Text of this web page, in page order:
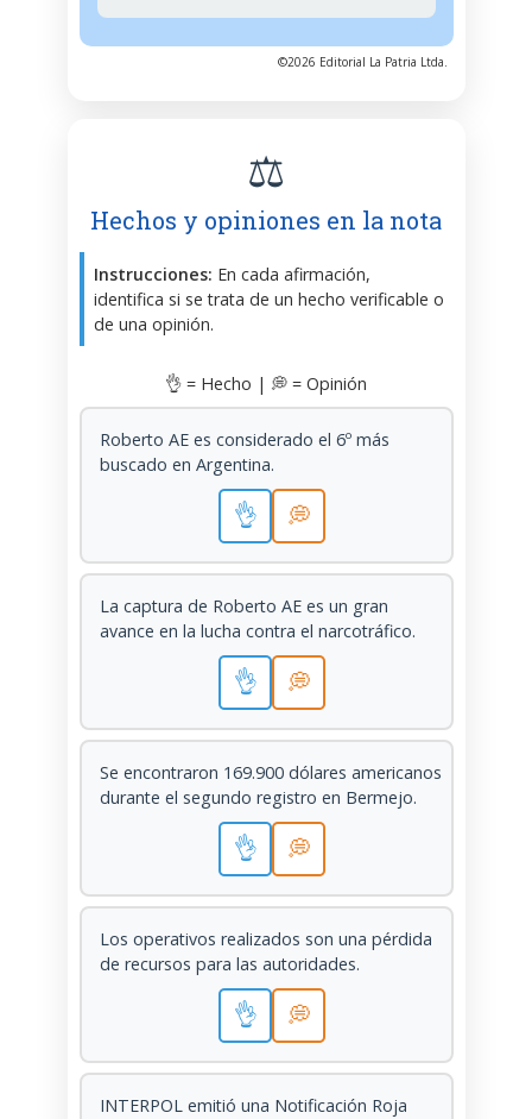
©2026 Editorial La Patria Ltda.
⚖️
Hechos y opiniones en la nota
Instrucciones: En cada afirmación,
identifica si se trata de un hecho verificable o
de una opinión.
👌 = Hecho | 💭 = Opinión
Roberto AE es considerado el 6º más
buscado en Argentina.
👌 💭
La captura de Roberto AE es un gran
avance en la lucha contra el narcotráfico.
👌 💭
Se encontraron 169.900 dólares americanos
durante el segundo registro en Bermejo.
👌 💭
Los operativos realizados son una pérdida
de recursos para las autoridades.
👌 💭
INTERPOL emitió una Notificación Roja